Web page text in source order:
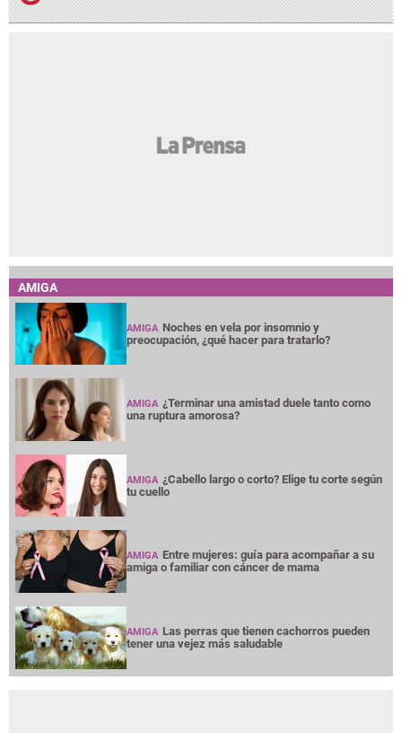
AMIGA
AMIGA Noches en vela por insomnio y
preocupación, ¿qué hacer para tratarlo?
AMIGA ¿Terminar una amistad duele tanto como
una ruptura amorosa?
AMIGA ¿Cabello largo o corto? Elige tu corte según
tu cuello
AMIGA Entre mujeres: guía para acompañar a su
amiga o familiar con cáncer de mama
AMIGA Las perras que tienen cachorros pueden
tener una vejez más saludable